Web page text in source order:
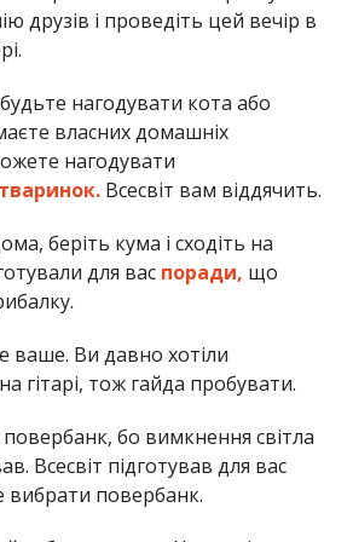
друзів і проведіть цей вечір в
нагодувати кота або
власних домашніх
нагодувати
Всесвіт вам віддячить.
беріть кума і сходіть на
для вас поради, що
Ви давно хотіли
гітарі, тож гайда пробувати.
бо вимкнення світла
Всесвіт підготував для вас
вибрати повербанк.